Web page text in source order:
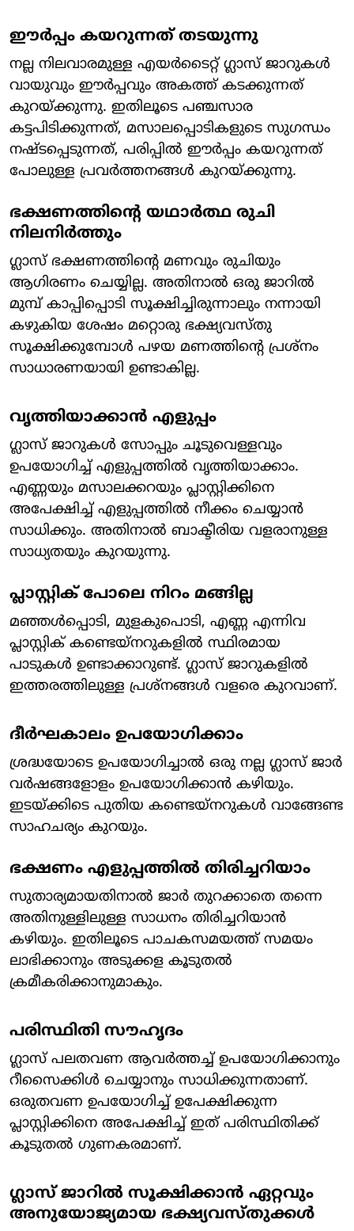
ഈർപ്പം കയറുന്നത് തടയുന്നു
നല്ല നിലവാരമുള്ള എയർടൈറ്റ് ഗ്ലാസ് ജാറുകൾ
വായുവും ഈർപ്പവും അകത്ത് കടക്കുന്നത്
കുറയ്ക്കുന്നു. ഇതിലൂടെ പഞ്ചസാര
കട്ടപിടിക്കുന്നത്, മസാലപ്പൊടികളുടെ സുഗന്ധം
നഷ്ടപ്പെടുന്നത്, പരിപ്പിൽ ഈർപ്പം കയറുന്നത്
പോലുള്ള പ്രവർത്തനങ്ങൾ കുറയ്ക്കുന്നു.
ഭക്ഷണത്തിൻ്റെ യഥാർത്ഥ രുചി
നിലനിർത്തും
ഗ്ലാസ് ഭക്ഷണത്തിന്റെ മണവും രുചിയും
ആഗിരണം ചെയ്യില്ല. അതിനാൽ ഒരു ജാറിൽ
മുമ്പ് കാപ്പിപ്പൊടി സൂക്ഷിച്ചിരുന്നാലും നന്നായി
കഴുകിയ ശേഷം മറ്റൊരു ഭക്ഷ്യവസ്തു
സൂക്ഷിക്കുമ്പോൾ പഴയ മണത്തിന്റെ പ്രശ്നം
സാധാരണയായി ഉണ്ടാകില്ല.
വൃത്തിയാക്കാൻ എളുപ്പം
ഗ്ലാസ് ജാറുകൾ സോപ്പും ചൂടുവെള്ളവും
ഉപയോഗിച്ച് എളുപ്പത്തിൽ വൃത്തിയാക്കാം.
എണ്ണയും മസാലക്കറയും പ്ലാസ്റ്റിക്കിനെ
അപേക്ഷിച്ച് എളുപ്പത്തിൽ നീക്കം ചെയ്യാൻ
സാധിക്കും. അതിനാൽ ബാക്ടീരിയ വളരാനുള്ള
സാധ്യതയും കുറയുന്നു.
പ്ലാസ്റ്റിക് പോലെ നിറം മങ്ങില്ല
മഞ്ഞൾപ്പൊടി, മുളകുപൊടി, എണ്ണ എന്നിവ
പ്ലാസ്റ്റിക് കണ്ടെയ്‌നറുകളിൽ സ്ഥിരമായ
പാടുകൾ ഉണ്ടാക്കാറുണ്ട്. ഗ്ലാസ് ജാറുകളിൽ
ഇത്തരത്തിലുള്ള പ്രശ്നങ്ങൾ വളരെ കുറവാണ്.
ദീർഘകാലം ഉപയോഗിക്കാം
ശ്രദ്ധയോടെ ഉപയോഗിച്ചാൽ ഒരു നല്ല ഗ്ലാസ് ജാർ
വർഷങ്ങളോളം ഉപയോഗിക്കാൻ കഴിയും.
ഇടയ്ക്കിടെ പുതിയ കണ്ടെയ്‌നറുകൾ വാങ്ങേണ്ട
സാഹചര്യം കുറയും.
ഭക്ഷണം എളുപ്പത്തിൽ തിരിച്ചറിയാം
സുതാര്യമായതിനാൽ ജാർ തുറക്കാതെ തന്നെ
അതിനുള്ളിലുള്ള സാധനം തിരിച്ചറിയാൻ
കഴിയും. ഇതിലൂടെ പാചകസമയത്ത് സമയം
ലാഭിക്കാനും അടുക്കള കൂടുതൽ
ക്രമീകരിക്കാനുമാകും.
പരിസ്ഥിതി സൗഹൃദം
ഗ്ലാസ് പലതവണ ആവർത്തച്ച് ഉപയോഗിക്കാനും
റീസൈക്കിൾ ചെയ്യാനും സാധിക്കുന്നതാണ്.
ഒരുതവണ ഉപയോഗിച്ച് ഉപേക്ഷിക്കുന്ന
പ്ലാസ്റ്റിക്കിനെ അപേക്ഷിച്ച് ഇത് പരിസ്ഥിതിക്ക്
കൂടുതൽ ഗുണകരമാണ്.
ഗ്ലാസ് ജാറിൽ സൂക്ഷിക്കാൻ ഏറ്റവും
അനുയോജ്യമായ ഭക്ഷ്യവസ്തുക്കൾ